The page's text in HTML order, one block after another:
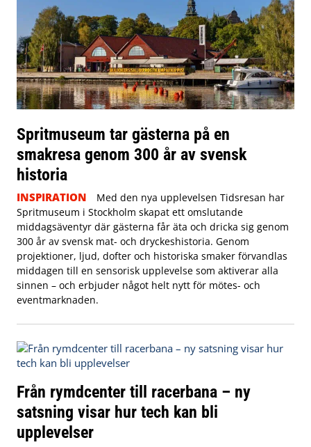
Spritmuseum tar gästerna på en
smakresa genom 300 år av svensk
historia
INSPIRATION
Med den nya upplevelsen Tidsresan har
Spritmuseum i Stockholm skapat ett omslutande
middagsäventyr där gästerna får äta och dricka sig genom
300 år av svensk mat- och dryckeshistoria. Genom
projektioner, ljud, dofter och historiska smaker förvandlas
middagen till en sensorisk upplevelse som aktiverar alla
sinnen – och erbjuder något helt nytt för mötes- och
eventmarknaden.
Från rymdcenter till racerbana – ny
satsning visar hur tech kan bli
upplevelser